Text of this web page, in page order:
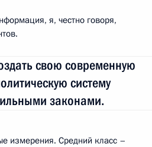
я, честно говоря,
свою современную
систему
законами.
измерения. Средний класс –